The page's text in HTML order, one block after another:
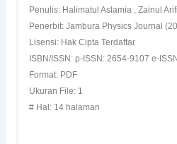
Penulis: Halimatul Aslamia , Zainul
Penerbit: Jambura Physics Journal
Lisensi: Hak Cipta Terdaftar
ISBN/ISSN: p-ISSN: 2654-9107 e-
Format: PDF
Ukuran File: 1
# Hal: 14 halaman